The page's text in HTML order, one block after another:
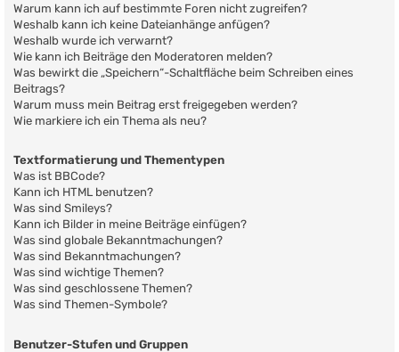
Warum kann ich auf bestimmte Foren nicht zugreifen?
Weshalb kann ich keine Dateianhänge anfügen?
Weshalb wurde ich verwarnt?
Wie kann ich Beiträge den Moderatoren melden?
Was bewirkt die „Speichern“-Schaltfläche beim Schreiben eines
Beitrags?
Warum muss mein Beitrag erst freigegeben werden?
Wie markiere ich ein Thema als neu?
Textformatierung und Thementypen
Was ist BBCode?
Kann ich HTML benutzen?
Was sind Smileys?
Kann ich Bilder in meine Beiträge einfügen?
Was sind globale Bekanntmachungen?
Was sind Bekanntmachungen?
Was sind wichtige Themen?
Was sind geschlossene Themen?
Was sind Themen-Symbole?
Benutzer-Stufen und Gruppen